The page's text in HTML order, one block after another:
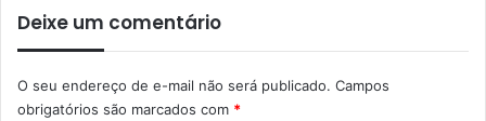
Deixe um comentário
O seu endereço de e-mail não será publicado. Campos
obrigatórios são marcados com *